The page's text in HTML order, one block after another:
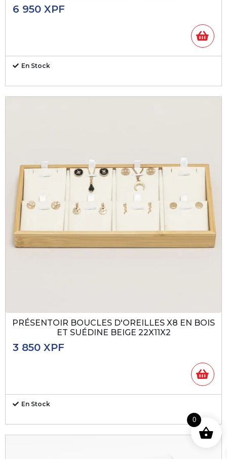
6 950XPF
En Stock
PRÉSENTOIR BOUCLES D'OREILLES X8 EN BOIS
ET SUÉDINE BEIGE 22X11X2
3 850XPF
En Stock
0